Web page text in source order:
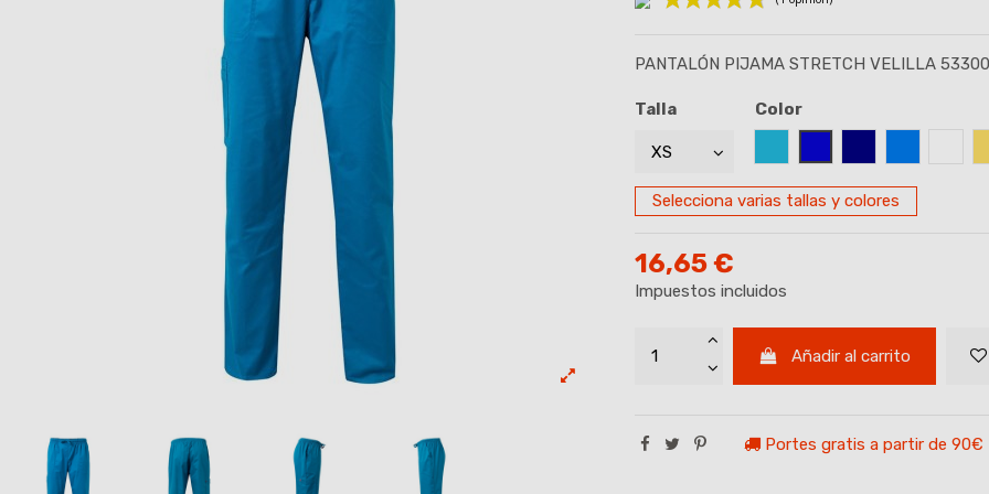
PANTALÓN PIJAMA STRETCH VELILLA
Talla
Color
Selecciona varias tallas y colores
16,65 €
Impuestos incluidos
Añadir al carrito
Portes gratis a partir de 90€